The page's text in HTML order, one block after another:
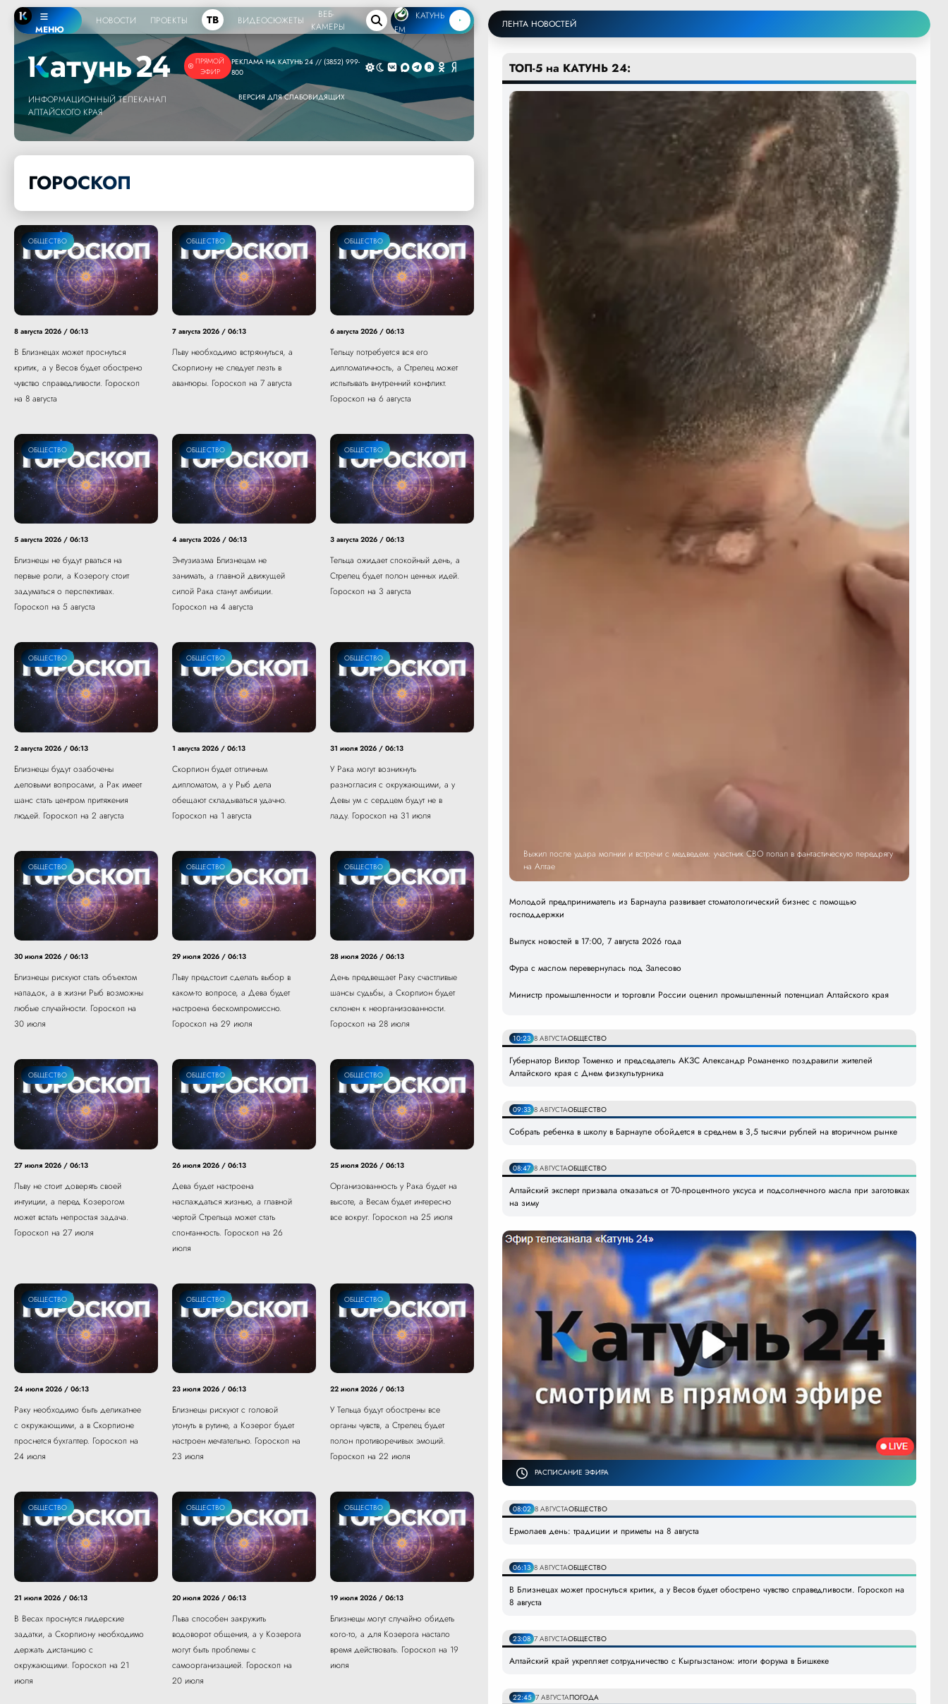
МЕНЮ
НОВОСТИ ПРОЕКТЫ ТВ ВИДЕОСЮЖЕТЫ
ВЕБ-
КАМЕРЫ
КАТУНЬ
FM
ПРЯМОЙ
ЭФИР
ИНФОРМАЦИОННЫЙ ТЕЛЕКАНАЛ
АЛТАЙСКОГО КРАЯ
РЕКЛАМА НА КАТУНЬ 24 // (3852) 999-
800
ВЕРСИЯ ДЛЯ СЛАБОВИДЯЩИХ
ГОРОСКОП
ОБЩЕСТВО
8 августа 2026 / 06:13
В Близнецах может проснуться
критик, а у Весов будет обострено
чувство справедливости. Гороскоп
на 8 августа
ОБЩЕСТВО
7 августа 2026 / 06:13
Льву необходимо встряхнуться, а
Скорпиону не следует лезть в
авантюры. Гороскоп на 7 августа
ОБЩЕСТВО
6 августа 2026 / 06:13
Тельцу потребуется вся его
дипломатичность, а Стрелец может
испытывать внутренний конфликт.
Гороскоп на 6 августа
ОБЩЕСТВО
5 августа 2026 / 06:13
Близнецы не будут рваться на
первые роли, а Козерогу стоит
задуматься о перспективах.
Гороскоп на 5 августа
ОБЩЕСТВО
4 августа 2026 / 06:13
Энтузиазма Близнецам не
занимать, а главной движущей
силой Рака станут амбиции.
Гороскоп на 4 августа
ОБЩЕСТВО
3 августа 2026 / 06:13
Тельца ожидает спокойный день, а
Стрелец будет полон ценных идей.
Гороскоп на 3 августа
ОБЩЕСТВО
2 августа 2026 / 06:13
Близнецы будут озабочены
деловыми вопросами, а Рак имеет
шанс стать центром притяжения
людей. Гороскоп на 2 августа
ОБЩЕСТВО
1 августа 2026 / 06:13
Скорпион будет отличным
дипломатом, а у Рыб дела
обещают складываться удачно.
Гороскоп на 1 августа
ОБЩЕСТВО
31 июля 2026 / 06:13
У Рака могут возникнуть
разногласия с окружающими, а у
Девы ум с сердцем будут не в
ладу. Гороскоп на 31 июля
ОБЩЕСТВО
30 июля 2026 / 06:13
Близнецы рискуют стать объектом
нападок, а в жизни Рыб возможны
любые случайности. Гороскоп на
30 июля
ОБЩЕСТВО
29 июля 2026 / 06:13
Льву предстоит сделать выбор в
каком-то вопросе, а Дева будет
настроена бескомпромиссно.
Гороскоп на 29 июля
ОБЩЕСТВО
28 июля 2026 / 06:13
День предвещает Раку счастливые
шансы судьбы, а Скорпион будет
склонен к неорганизованности.
Гороскоп на 28 июля
ОБЩЕСТВО
27 июля 2026 / 06:13
Льву не стоит доверять своей
интуиции, а перед Козерогом
может встать непростая задача.
Гороскоп на 27 июля
ОБЩЕСТВО
26 июля 2026 / 06:13
Дева будет настроена
наслаждаться жизнью, а главной
чертой Стрельца может стать
спонтанность. Гороскоп на 26
июля
ОБЩЕСТВО
25 июля 2026 / 06:13
Организованность у Рака будет на
высоте, а Весам будет интересно
все вокруг. Гороскоп на 25 июля
ОБЩЕСТВО
24 июля 2026 / 06:13
Раку необходимо быть деликатнее
с окружающими, а в Скорпионе
проснется бухгалтер. Гороскоп на
24 июля
ОБЩЕСТВО
23 июля 2026 / 06:13
Близнецы рискуют с головой
утонуть в рутине, а Козерог будет
настроен мечтательно. Гороскоп на
23 июля
ОБЩЕСТВО
22 июля 2026 / 06:13
У Тельца будут обострены все
органы чувств, а Стрелец будет
полон противоречивых эмоций.
Гороскоп на 22 июля
ОБЩЕСТВО
21 июля 2026 / 06:13
В Весах проснутся лидерские
задатки, а Скорпиону необходимо
держать дистанцию с
окружающими. Гороскоп на 21
июля
ОБЩЕСТВО
20 июля 2026 / 06:13
Льва способен закружить
водоворот общения, а у Козерога
могут быть проблемы с
самоорганизацией. Гороскоп на
20 июля
ОБЩЕСТВО
19 июля 2026 / 06:13
Близнецы могут случайно обидеть
кого-то, а для Козерога настало
время действовать. Гороскоп на 19
июля
ЛЕНТА НОВОСТЕЙ
ТОП-5 на КАТУНЬ 24:
Выжил после удара молнии и встречи с медведем: участник СВО попал в фантастическую передрягу
на Алтае
Молодой предприниматель из Барнаула развивает стоматологический бизнес с помощью
господдержки
Выпуск новостей в 17:00, 7 августа 2026 года
Фура с маслом перевернулась под Залесово
Министр промышленности и торговли России оценил промышленный потенциал Алтайского края
10:23 8 АВГУСТАОБЩЕСТВО
Губернатор Виктор Томенко и председатель АКЗС Александр Романенко поздравили жителей
Алтайского края с Днем физкультурника
09:33 8 АВГУСТАОБЩЕСТВО
Собрать ребенка в школу в Барнауле обойдется в среднем в 3,5 тысячи рублей на вторичном рынке
08:47 8 АВГУСТАОБЩЕСТВО
Алтайский эксперт призвала отказаться от 70-процентного уксуса и подсолнечного масла при заготовках
на зиму
РАСПИСАНИЕ ЭФИРА
08:02 8 АВГУСТАОБЩЕСТВО
Ермолаев день: традиции и приметы на 8 августа
06:13 8 АВГУСТАОБЩЕСТВО
В Близнецах может проснуться критик, а у Весов будет обострено чувство справедливости. Гороскоп на
8 августа
23:08 7 АВГУСТАОБЩЕСТВО
Алтайский край укрепляет сотрудничество с Кыргызстаном: итоги форума в Бишкеке
22:45 7 АВГУСТАПОГОДА